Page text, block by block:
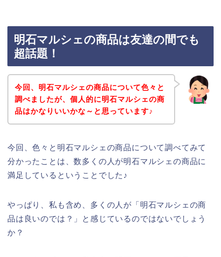
明石マルシェの商品は友達の間でも
超話題！
今回、明石マルシェの商品について色々と
調べましたが、個人的に明石マルシェの商
品はかなりいいかな～と思っています♪
今回、色々と明石マルシェの商品について調べてみて
分かったことは、数多くの人が明石マルシェの商品に
満足しているということでした♪
やっぱり、私も含め、多くの人が「明石マルシェの商
品は良いのでは？」と感じているのではないでしょう
か？